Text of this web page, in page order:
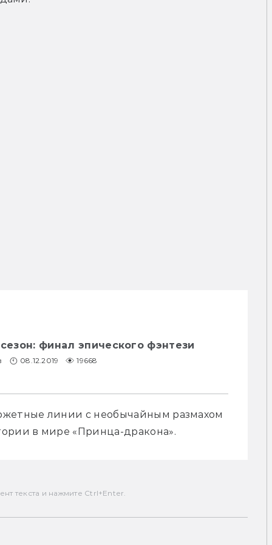
финал эпического фэнтези
08.12.2019 19668
линии с необычайным размахом
в мире «Принца-дракона».
текста и нажмите Ctrl+Enter.